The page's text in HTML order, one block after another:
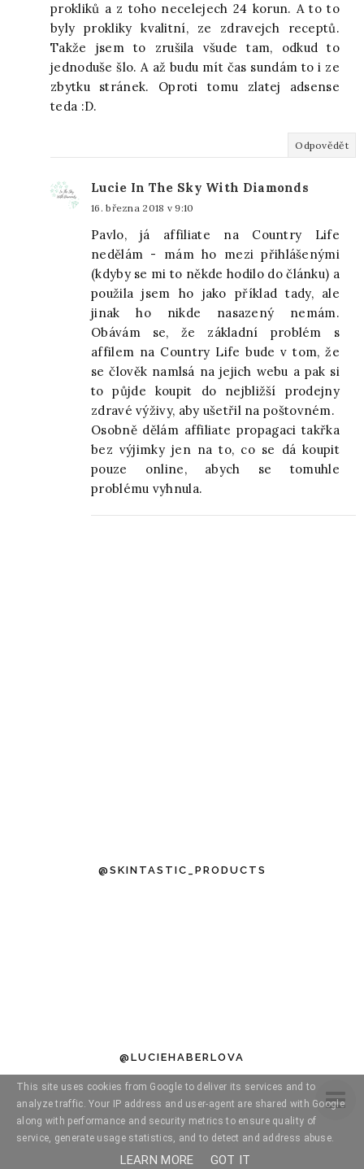
prokliků a z toho necelejech 24 korun. A to to
byly prokliky kvalitní, ze zdravejch receptů.
Takže jsem to zrušila všude tam, odkud to
jednoduše šlo. A až budu mít čas sundám to i ze
zbytku stránek. Oproti tomu zlatej adsense
teda :D.
Odpovědět
Lucie In The Sky With Diamonds
16. března 2018 v 9:10
Pavlo, já affiliate na Country Life
nedělám - mám ho mezi přihlášenými
(kdyby se mi to někde hodilo do článku) a
použila jsem ho jako příklad tady, ale
jinak ho nikde nasazený nemám.
Obávám se, že základní problém s
affilem na Country Life bude v tom, že
se člověk namlsá na jejich webu a pak si
to půjde koupit do nejbližší prodejny
zdravé výživy, aby ušetřil na poštovném.
Osobně dělám affiliate propagaci takřka
bez výjimky jen na to, co se dá koupit
pouze online, abych se tomuhle
problému vyhnula.
@SKINTASTIC_PRODUCTS
@LUCIEHABERLOVA
This site uses cookies from Google to deliver its services and to
analyze traffic. Your IP address and user-agent are shared with Google
along with performance and security metrics to ensure quality of
service, generate usage statistics, and to detect and address abuse.
LEARN MORE GOT IT